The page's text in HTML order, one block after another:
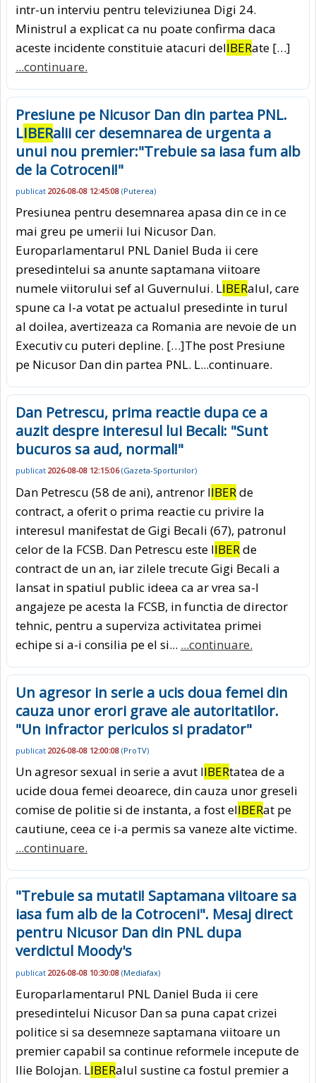
intr-un interviu pentru televiziunea Digi 24.
Ministrul a explicat ca nu poate confirma daca
aceste incidente constituie atacuri delIBERate […]
...continuare.
Presiune pe Nicusor Dan din partea PNL.
LIBERalii cer desemnarea de urgenta a
unui nou premier:"Trebuie sa iasa fum alb
de la Cotroceni!"
publicat 2026-08-08 12:45:08 (Puterea)
Presiunea pentru desemnarea apasa din ce in ce
mai greu pe umerii lui Nicusor Dan.
Europarlamentarul PNL Daniel Buda ii cere
presedintelui sa anunte saptamana viitoare
numele viitorului sef al Guvernului. LIBERalul, care
spune ca l-a votat pe actualul presedinte in turul
al doilea, avertizeaza ca Romania are nevoie de un
Executiv cu puteri depline. […]The post Presiune
pe Nicusor Dan din partea PNL. L...continuare.
Dan Petrescu, prima reactie dupa ce a
auzit despre interesul lui Becali: "Sunt
bucuros sa aud, normal!"
publicat 2026-08-08 12:15:06(Gazeta-Sporturilor)
Dan Petrescu (58 de ani), antrenor lIBERde
contract, a oferit o prima reactie cu privire la
interesul manifestat de Gigi Becali (67), patronul
celor de la FCSB. Dan Petrescu este lIBERde
contract de un an, iar zilele trecute Gigi Becali a
lansat in spatiul public ideea ca ar vrea sa-l
angajeze pe acesta la FCSB, in functia de director
tehnic, pentru a superviza activitatea primei
echipe si a-i consilia pe el si... ...continuare.
Un agresor in serie a ucis doua femei din
cauza unor erori grave ale autoritatilor.
"Un infractor periculos si pradator"
publicat 2026-08-08 12:00:08 (ProTV)
Un agresor sexual in serie a avut lIBERtatea de a
ucide doua femei deoarece, din cauza unor greseli
comise de politie si de instanta, a fost elIBERat pe
cautiune, ceea ce i-a permis sa vaneze alte victime.
...continuare.
"Trebuie sa mutati! Saptamana viitoare sa
iasa fum alb de la Cotroceni". Mesaj direct
pentru Nicusor Dan din PNL dupa
verdictul Moody's
publicat 2026-08-08 10:30:08 (Mediafax)
Europarlamentarul PNL Daniel Buda ii cere
presedintelui Nicusor Dan sa puna capat crizei
politice si sa desemneze saptamana viitoare un
premier capabil sa continue reformele incepute de
Ilie Bolojan. LIBERalul sustine ca fostul premier a